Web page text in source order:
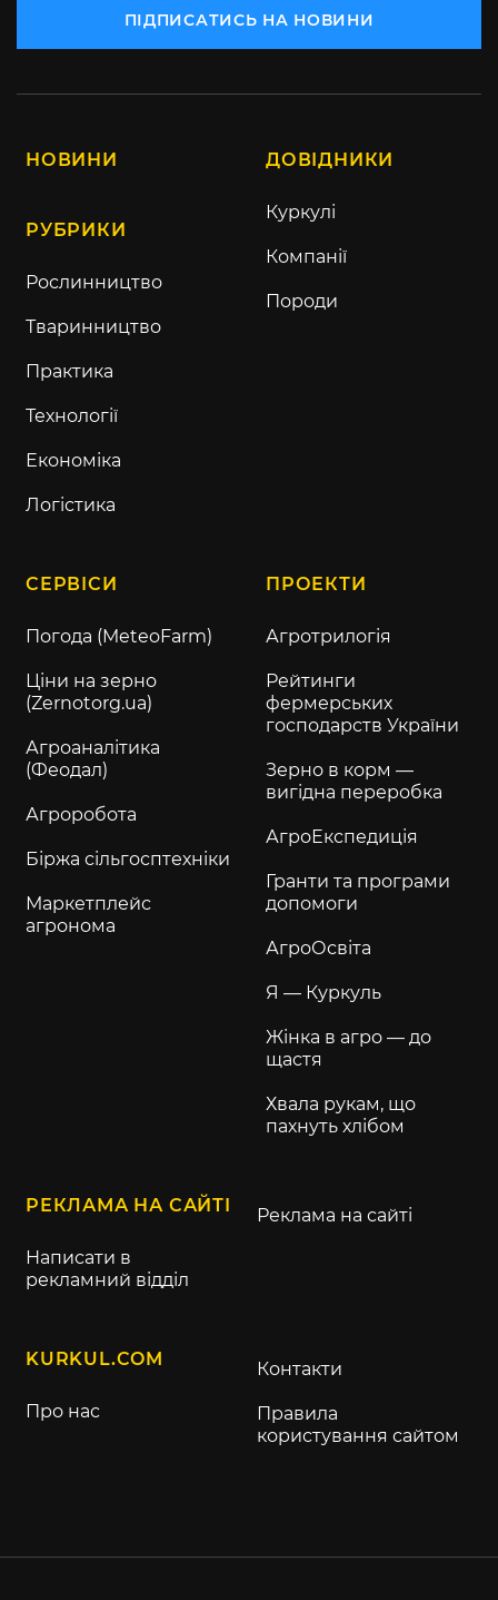
ПІДПИСАТИСЬ НА НОВИНИ
НОВИНИ
РУБРИКИ
Рослинництво
Тваринництво
Практика
Технології
Економіка
Логістика
ДОВІДНИКИ
Куркулі
Компанії
Породи
СЕРВІСИ
Погода (MeteoFarm)
Ціни на зерно
(Zernotorg.ua)
Агроаналітика
(Феодал)
Агроробота
Біржа сільгосптехніки
Маркетплейс
агронома
ПРОЕКТИ
Агротрилогія
Рейтинги
фермерських
господарств України
Зерно в корм —
вигідна переробка
АгроЕкспедиція
Гранти та програми
допомоги
АгроОсвіта
Я — Куркуль
Жінка в агро — до
щастя
Хвала рукам, що
пахнуть хлібом
РЕКЛАМА НА САЙТІ
Написати в
рекламний відділ
Реклама на сайті
KURKUL.COM
Про нас
Контакти
Правила
користування сайтом